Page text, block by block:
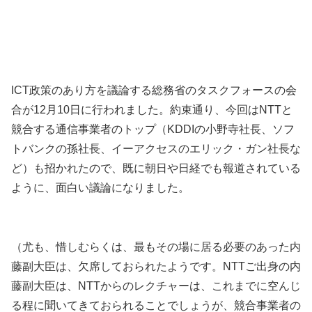
ICT政策のあり方を議論する総務省のタスクフォースの会
合が12月10日に行われました。約束通り、今回はNTTと
競合する通信事業者のトップ（KDDIの小野寺社長、ソフ
トバンクの孫社長、イーアクセスのエリック・ガン社長な
ど）も招かれたので、既に朝日や日経でも報道されている
ように、面白い議論になりました。
（尤も、惜しむらくは、最もその場に居る必要のあった内
藤副大臣は、欠席しておられたようです。NTTご出身の内
藤副大臣は、NTTからのレクチャーは、これまでに空んじ
る程に聞いてきておられることでしょうが、競合事業者の